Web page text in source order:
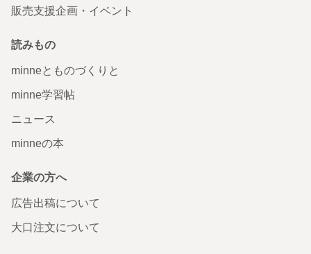
販売支援企画・イベント
読みもの
minneとものづくりと
minne学習帖
ニュース
minneの本
企業の方へ
広告出稿について
大口注文について